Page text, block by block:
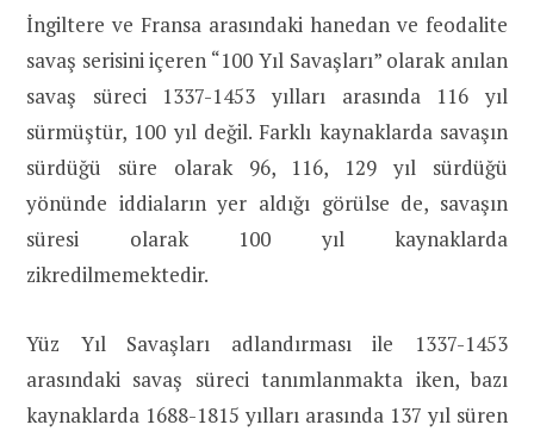
İngiltere ve Fransa arasındaki hanedan ve feodalite
savaş serisini içeren “100 Yıl Savaşları” olarak anılan
savaş süreci 1337-1453 yılları arasında 116 yıl
sürmüştür, 100 yıl değil. Farklı kaynaklarda savaşın
sürdüğü süre olarak 96, 116, 129 yıl sürdüğü
yönünde iddiaların yer aldığı görülse de, savaşın
süresi olarak 100 yıl kaynaklarda
zikredilmemektedir.
Yüz Yıl Savaşları adlandırması ile 1337-1453
arasındaki savaş süreci tanımlanmakta iken, bazı
kaynaklarda 1688-1815 yılları arasında 137 yıl süren